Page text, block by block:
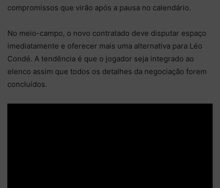
compromissos que virão após a pausa no calendário.
No meio-campo, o novo contratado deve disputar espaço
imediatamente e oferecer mais uma alternativa para Léo
Condé. A tendência é que o jogador seja integrado ao
elenco assim que todos os detalhes da negociação forem
concluídos.